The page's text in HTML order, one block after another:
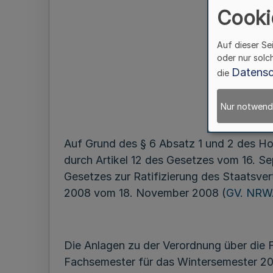
der
und
Auf Grund des § 6 Absatz 1 und 2 des
durch Artikel 12 des Gesetzes vom 16.
Gesetzes zur Ratifizierung des
2008 vom 18. November 2008 (GV.
Die Anlagen zu der Verordnung über
Fachsemester für das Wintersemester
Auf dieser
oder nur
die
Nur